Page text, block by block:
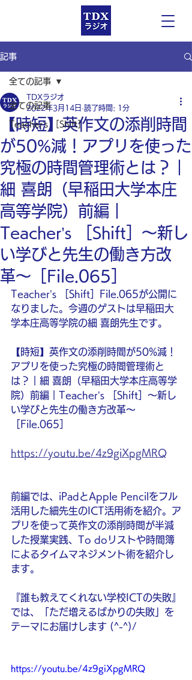
記事
全ての記事
Teacher’s ［Shift］
全ての記事
【時短】英作文の添削時間
が50%減！アプリを使った
究極の時間管理術とは？｜
細 喜朗（早稲田大学本庄
高等学院）前編｜
Teacher’s ［Shift］〜新し
い学びと先生の働き方改
革〜［File.065］
TDXラジオ
2022年3月14日 読了時間: 1分
Teacher’s ［Shift］File.065が公開に
なりました。今週のゲストは早稲田大
学本庄高等学院の細 喜朗先生です。
【時短】英作文の添削時間が50%減！
アプリを使った究極の時間管理術と
は？｜細 喜朗（早稲田大学本庄高等学
院）前編｜Teacher’s ［Shift］〜新し
い学びと先生の働き方改革〜
［File.065］
https://youtu.be/4z9giXpgMRQ
前編では、iPadとApple Pencilをフル
活用した細先生のICT活用術を紹介。ア
プリを使って英作文の添削時間が半減
した授業実践、To doリストや時間簿
によるタイムマネジメント術を紹介し
ます。
『誰も教えてくれない学校ICTの失敗』
では、「ただ増えるばかりの失敗」を
テーマにお届けします (^-^)/
https://youtu.be/4z9giXpgMRQ